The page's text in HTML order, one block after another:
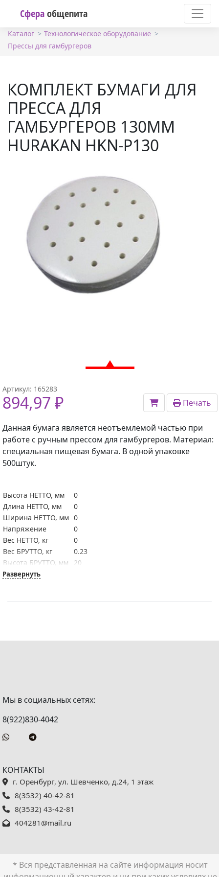
Сфераобщепита
Каталог
Технологическое оборудование
Прессы для гамбургеров
КОМПЛЕКТ БУМАГИ ДЛЯ
ПРЕССА ДЛЯ
ГАМБУРГЕРОВ 130ММ
HURAKAN HKN-P130
Артикул: 165283
894,97 ₽ Печать
Данная бумага является неотъемлемой частью при
работе с ручным прессом для гамбургеров. Материал:
специальная пищевая бумага. В одной упаковке
500штук.
Высота НЕТТО, мм
0
Длина НЕТТО, мм
0
Ширина НЕТТО, мм 0
Напряжение
0
Вес НЕТТО, кг
0
Вес БРУТТО, кг
0.23
Высота БРУТТО, мм
20
Длина БРУТТО, мм
Развернуть
Мы в социальных сетях:
8(922)830-4042
КОНТАКТЫ
г. Оренбург, ул. Шевченко, д.24, 1 этаж
8(3532) 40-42-81
8(3532) 43-42-81
404281@mail.ru
* Вся представленная на сайте информация носит